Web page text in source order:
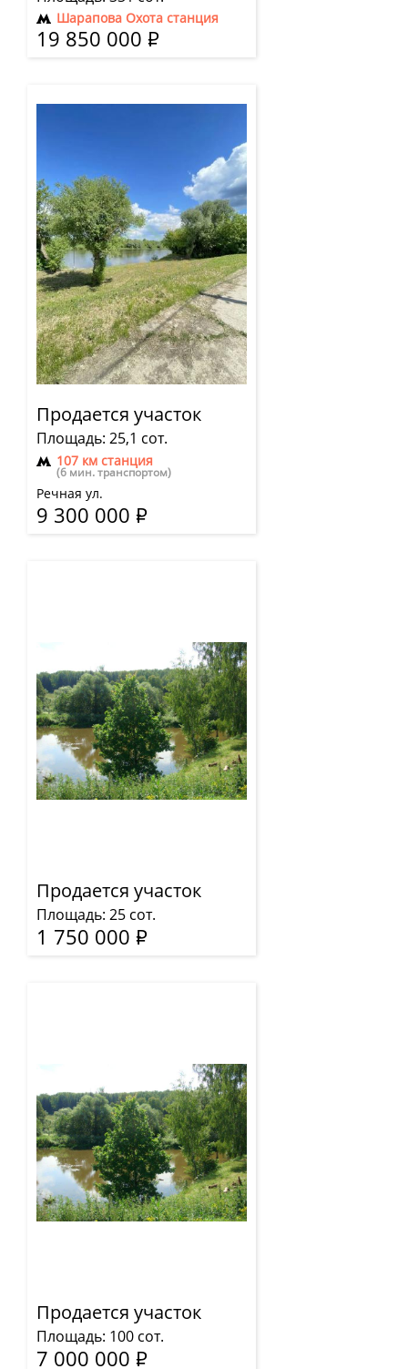
Шарапова Охота станция
19 850 000 Р
Продается участок
Площадь: 25,1 сот.
107 км станция
(6 мин. транспортом)
Речная ул.
9 300 000 Р
Продается участок
Площадь: 25 сот.
1 750 000 Р
Продается участок
Площадь: 100 сот.
7 000 000 Р